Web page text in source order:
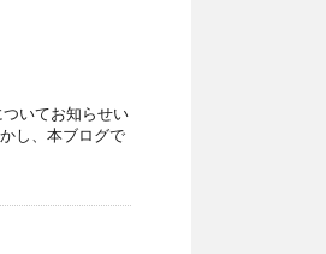
いてお知らせい
し、本ブログで